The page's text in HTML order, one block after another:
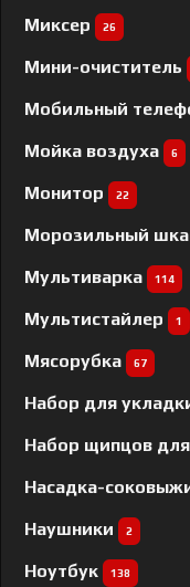
Миксер 26
Мини-очиститель
Мобильный
Мойка воздуха 6
Монитор 22
Морозильный
Мультиварка 114
Мультистайлер 1
Мясорубка 67
Набор для
Набор щипцов
Насадка-
Наушники 2
Ноутбук 138